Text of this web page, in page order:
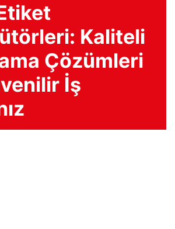
Kaliteli
Çözümleri
İş